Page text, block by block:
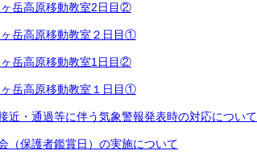
岳高原移動教室2日目②
岳高原移動教室２日目①
岳高原移動教室1日目②
岳高原移動教室１日目①
近・通過等に伴う気象警報発表時の対応について
（保護者鑑賞日）の実施について